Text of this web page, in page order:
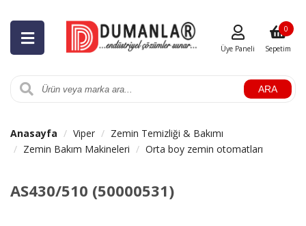
ARA
Üye Paneli Sepetim
0
Anasayfa Viper
Zemin Temizliği & Bakımı
Zemin Bakım Makineleri
Orta boy zemin otomatları
AS430/510 (50000531)